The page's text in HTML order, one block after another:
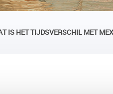
IS HET TIJDSVERSCHIL MET